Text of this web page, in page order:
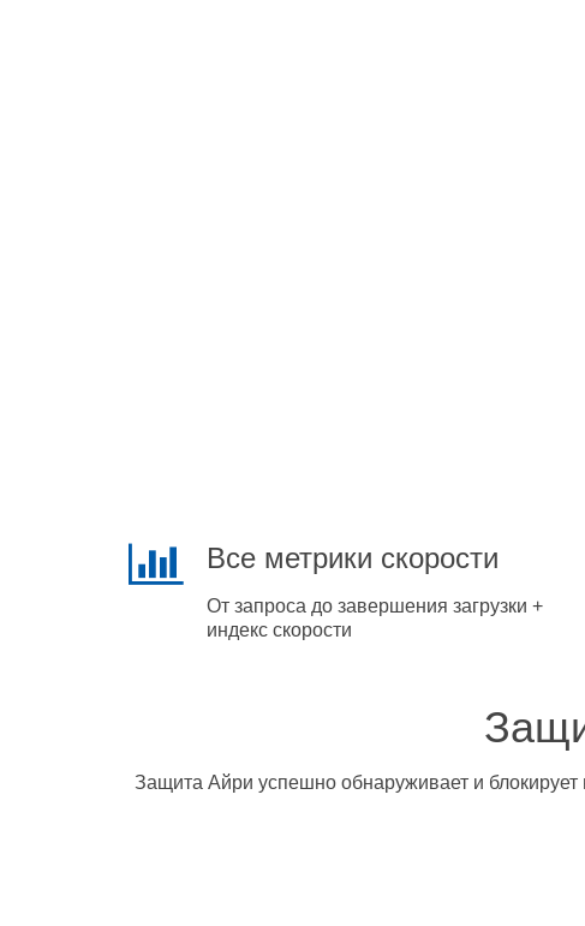
Все метрики скорости
От запроса до завершения загрузки +
индекс скорости
Защита Айри успешно обнаруживает и блокирует